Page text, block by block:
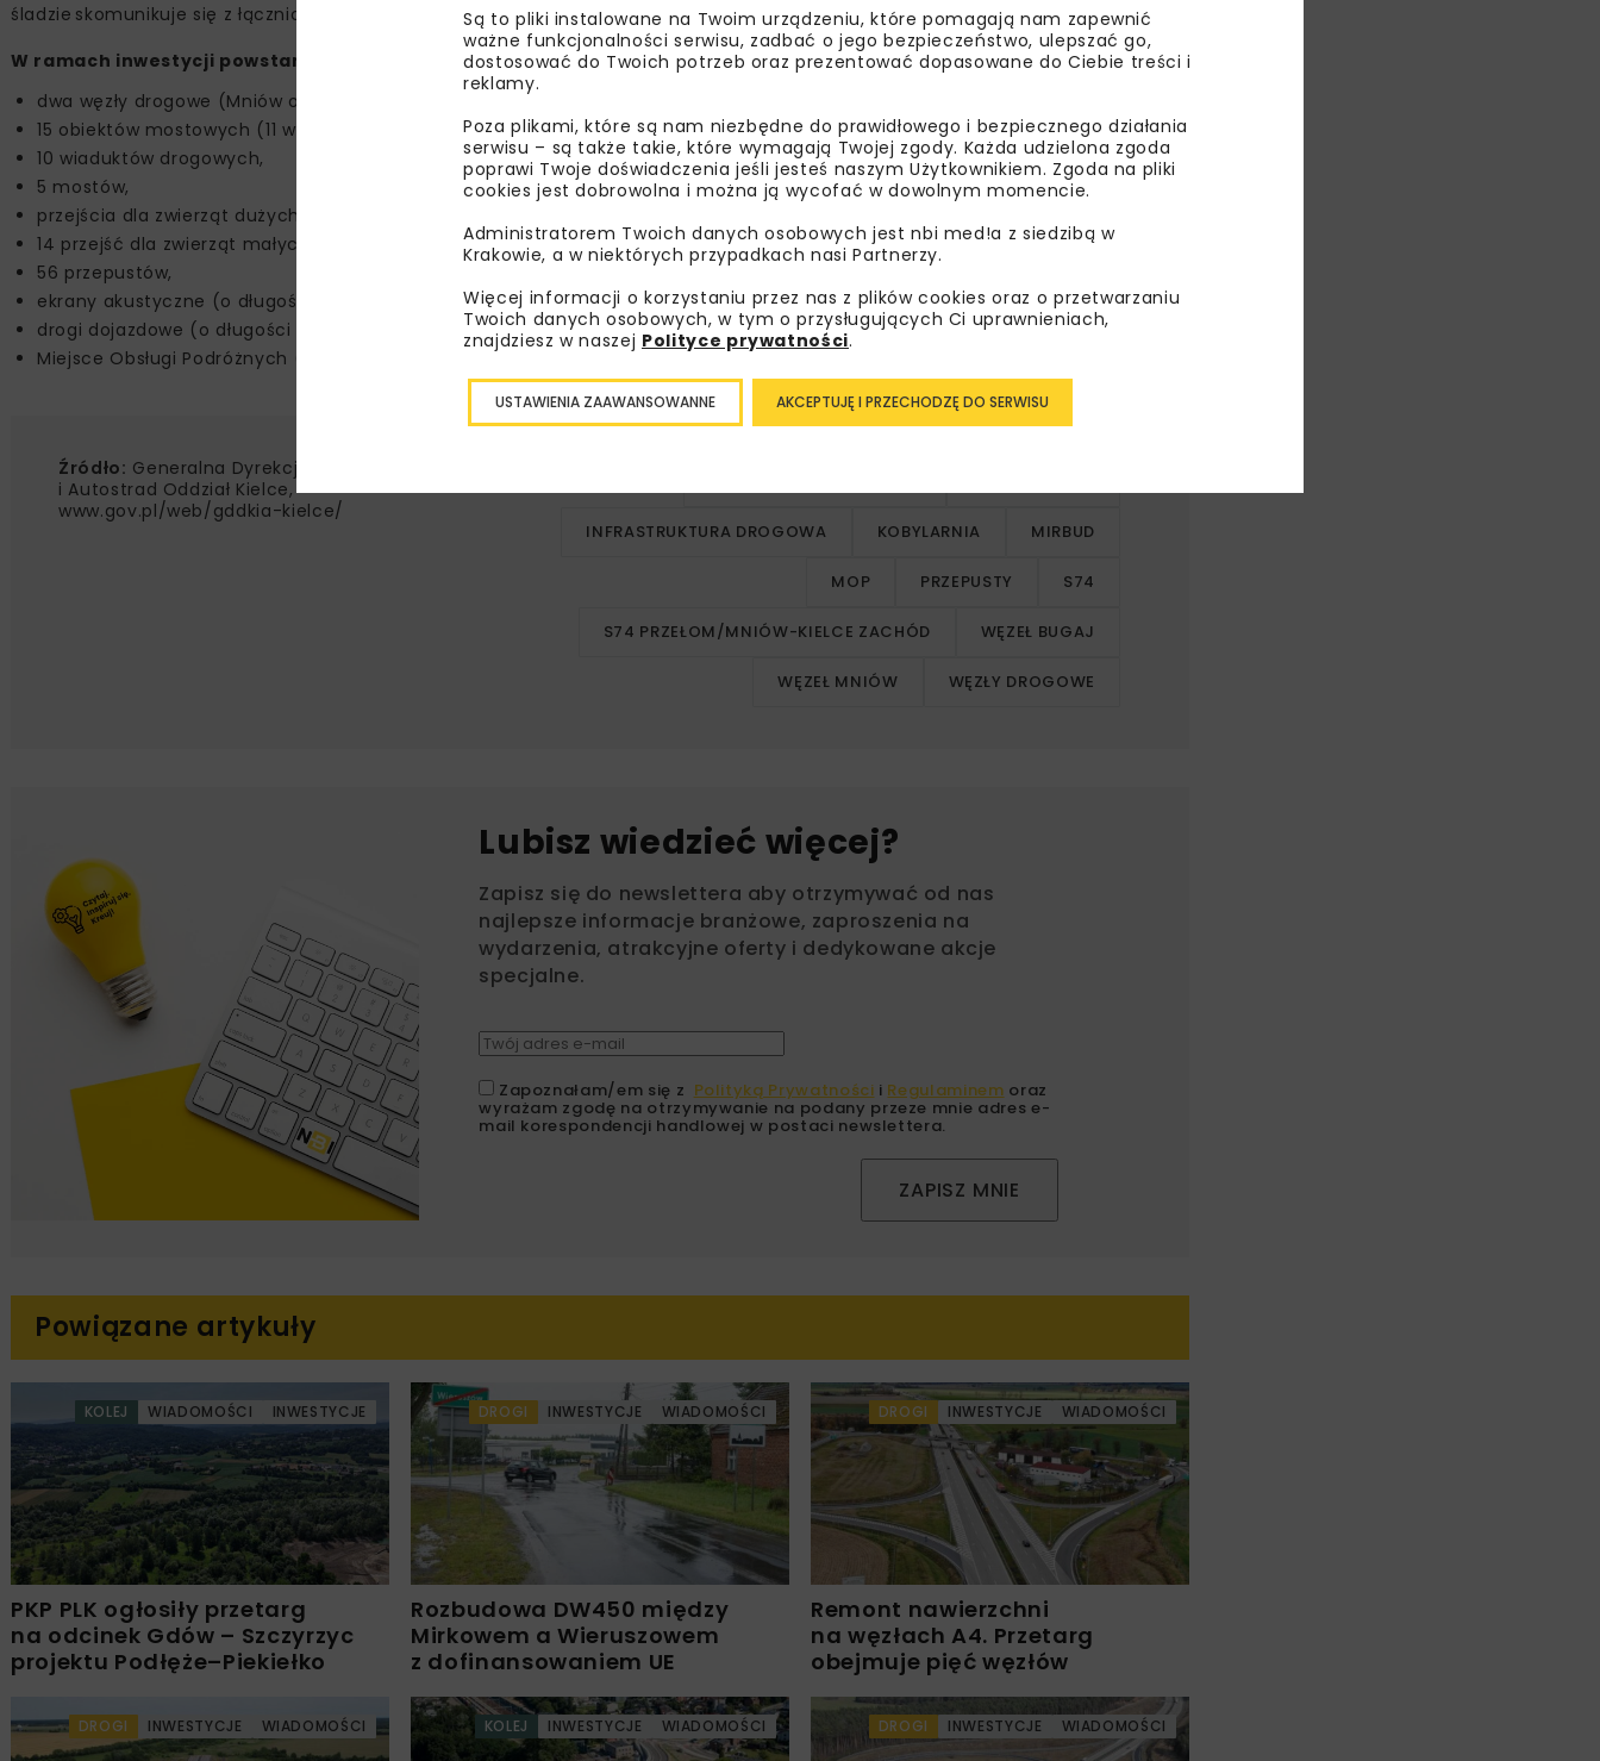
śladzie skomunikuje się z łącznicą węzła S7 Kielce Zachód, wybudowaną w ramach obwodnicy Kielc.
W ramach inwestycji powstaną m.in.:
dwa węzły drogowe (Mniów oraz Bugaj),
15 obiektów mostowych (11 w ciągu ekspresowej trasy i czterech nad S74),
10 wiaduktów drogowych,
5 mostów,
przejścia dla zwierząt dużych,
14 przejść dla zwierząt małych i średnich,
56 przepustów,
ekrany akustyczne (o długości ok. 7,5 km),
drogi dojazdowe (o długości ok. 26 km),
Miejsce Obsługi Podróżnych (na wysokości miejscowości Przełom).
Źródło: Generalna Dyrekcja Dróg Krajowych
i Autostrad Oddział Kielce,
www.gov.pl/web/gddkia-kielce/
INFRASTRUKTURA DROGOWA KOBYLARNIA MIRBUD
MOP PRZEPUSTY S74
S74 PRZEŁOM/MNIÓW-KIELCE ZACHÓD WĘZEŁ BUGAJ
WĘZEŁ MNIÓW WĘZŁY DROGOWE
Lubisz wiedzieć więcej?
Zapisz się do newslettera aby otrzymywać od nas
najlepsze informacje branżowe, zaproszenia na
wydarzenia, atrakcyjne oferty i dedykowane akcje
specjalne.
Zapoznałam/em się z Polityką Prywatności i Regulaminem oraz
wyrażam zgodę na otrzymywanie na podany przeze mnie adres e-
mail korespondencji handlowej w postaci newslettera.
ZAPISZ MNIE
Powiązane artykuły
KOLEJ WIADOMOŚCI INWESTYCJE
PKP PLK ogłosiły przetarg
na odcinek Gdów – Szczyrzyc
projektu Podłęże–Piekiełko
DROGI INWESTYCJE WIADOMOŚCI
Rozbudowa DW450 między
Mirkowem a Wieruszowem
z dofinansowaniem UE
DROGI INWESTYCJE WIADOMOŚCI
Remont nawierzchni
na węzłach A4. Przetarg
obejmuje pięć węzłów
DROGI INWESTYCJE WIADOMOŚCI KOLEJ INWESTYCJE WIADOMOŚCI DROGI INWESTYCJE WIADOMOŚCI
Są to pliki instalowane na Twoim urządzeniu, które pomagają nam zapewnić
ważne funkcjonalności serwisu, zadbać o jego bezpieczeństwo, ulepszać go,
dostosować do Twoich potrzeb oraz prezentować dopasowane do Ciebie treści i
reklamy.
Poza plikami, które są nam niezbędne do prawidłowego i bezpiecznego działania
serwisu – są także takie, które wymagają Twojej zgody. Każda udzielona zgoda
poprawi Twoje doświadczenia jeśli jesteś naszym Użytkownikiem. Zgoda na pliki
cookies jest dobrowolna i można ją wycofać w dowolnym momencie.
Administratorem Twoich danych osobowych jest nbi med!a z siedzibą w
Krakowie, a w niektórych przypadkach nasi Partnerzy.
Więcej informacji o korzystaniu przez nas z plików cookies oraz o przetwarzaniu
Twoich danych osobowych, w tym o przysługujących Ci uprawnieniach,
znajdziesz w naszej Polityce prywatności.
AKCEPTUJĘ I PRZECHODZĘ DO SERWISU
USTAWIENIA ZAAWANSOWANNE